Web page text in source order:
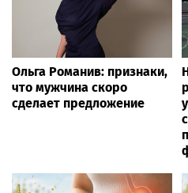
Ольга Романив: признаки,
что мужчина скоро
сделает предложение